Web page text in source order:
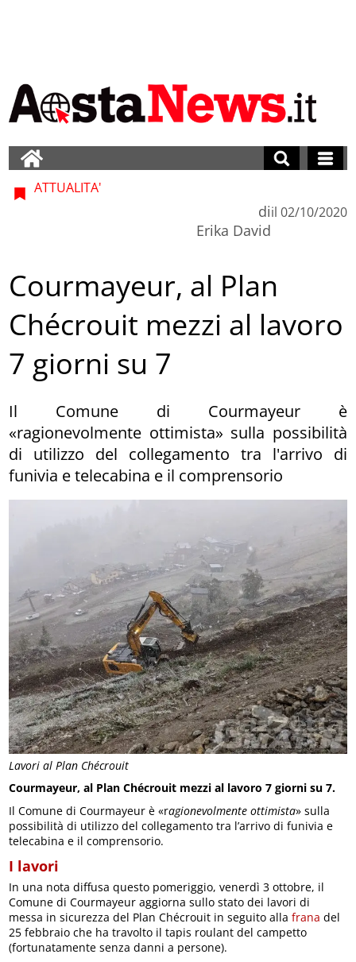
Lavori al Plan Chécrouit
ATTUALITA'
di
Erika David
il 02/10/2020
Courmayeur, al Plan
Chécrouit mezzi al lavoro
7 giorni su 7
Il Comune di Courmayeur è
«ragionevolmente ottimista» sulla possibilità
di utilizzo del collegamento tra l'arrivo di
funivia e telecabina e il comprensorio
Courmayeur, al Plan Chécrouit mezzi al lavoro 7 giorni su 7.
Il Comune di Courmayeur è «ragionevolmente ottimista» sulla
possibilità di utilizzo del collegamento tra l’arrivo di funivia e
telecabina e il comprensorio.
I lavori
In una nota diffusa questo pomeriggio, venerdì 3 ottobre, il
Comune di Courmayeur aggiorna sullo stato dei lavori di
messa in sicurezza del Plan Chécrouit in seguito allafrana del
25 febbraio che ha travolto il tapis roulant del campetto
(fortunatamente senza danni a persone).